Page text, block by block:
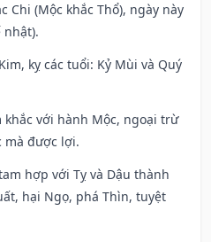
Chi (Mộc khắc Thổ), ngày này
nhật).
kỵ các tuổi: Kỷ Mùi và Quý
với hành Mộc, ngoại trừ
mà được lợi.
hợp với Tỵ và Dậu thành
hại Ngọ, phá Thìn, tuyệt